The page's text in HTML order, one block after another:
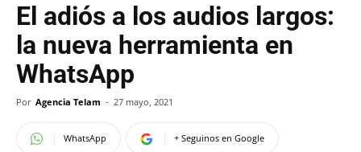
El adiós a los audios largos:
la nueva herramienta en
WhatsApp
Por Agencia Telam - 27 mayo, 2021
WhatsApp + Seguinos en Google